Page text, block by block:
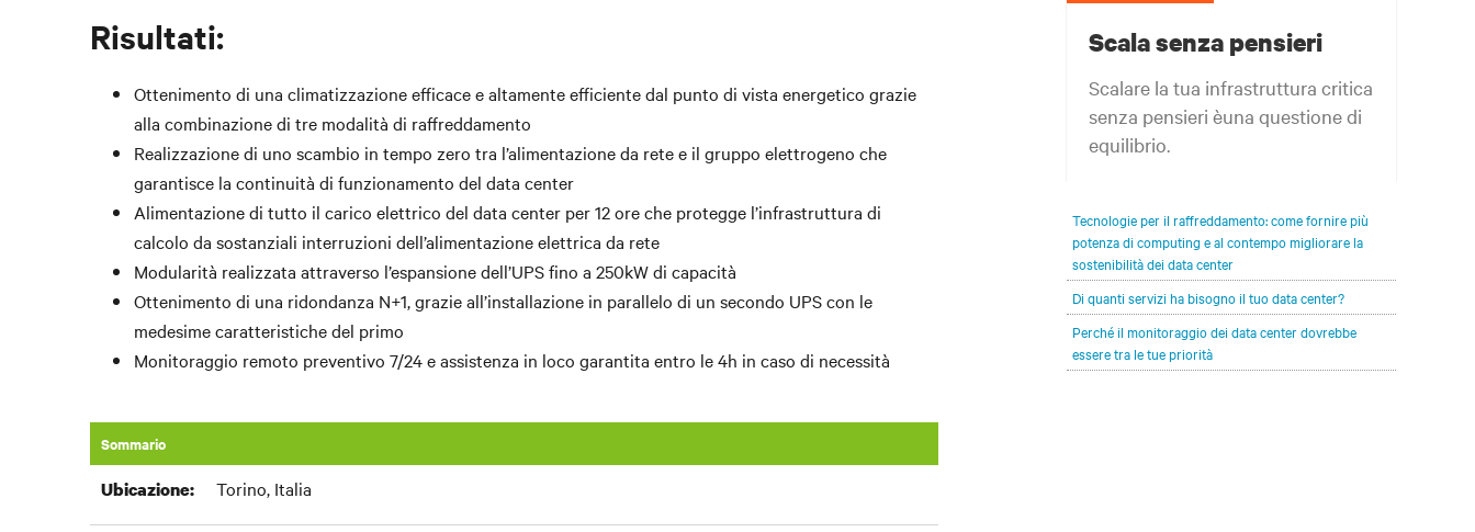
Risultati:
Ottenimento di una climatizzazione efficace e altamente efficiente dal punto di vista energetico grazie
alla combinazione di tre modalità di raffreddamento
Realizzazione di uno scambio in tempo zero tra l’alimentazione da rete e il gruppo elettrogeno che
garantisce la continuità di funzionamento del data center
Alimentazione di tutto il carico elettrico del data center per 12 ore che protegge l’infrastruttura di
calcolo da sostanziali interruzioni dell’alimentazione elettrica da rete
Modularità realizzata attraverso l’espansione dell’UPS fino a 250kW di capacità
Ottenimento di una ridondanza N+1, grazie all’installazione in parallelo di un secondo UPS con le
medesime caratteristiche del primo
Monitoraggio remoto preventivo 7/24 e assistenza in loco garantita entro le 4h in caso di necessità
Sommario
Ubicazione: Torino, Italia
Scala senza pensieri
Scalare la tua infrastruttura critica
senza pensieri èuna questione di
equilibrio.
Tecnologie per il raffreddamento: come fornire più
potenza di computing e al contempo migliorare la
sostenibilità dei data center
Di quanti servizi ha bisogno il tuo data center?
Perché il monitoraggio dei data center dovrebbe
essere tra le tue priorità